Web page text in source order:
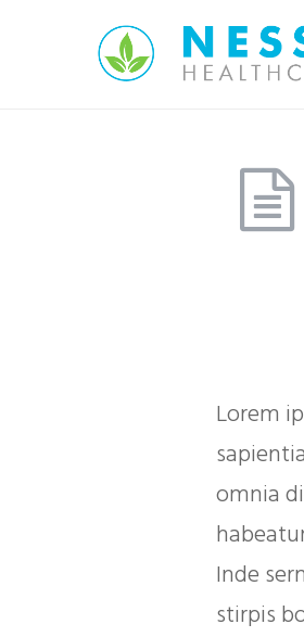
Lorem
omnia
Inde
stirpis